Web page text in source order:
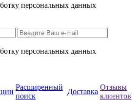
персональных данных
персональных данных
Расширенный
поиск
Доставка
Отзывы
клиентов